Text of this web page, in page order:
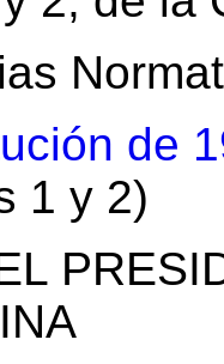
de
1 y 2)